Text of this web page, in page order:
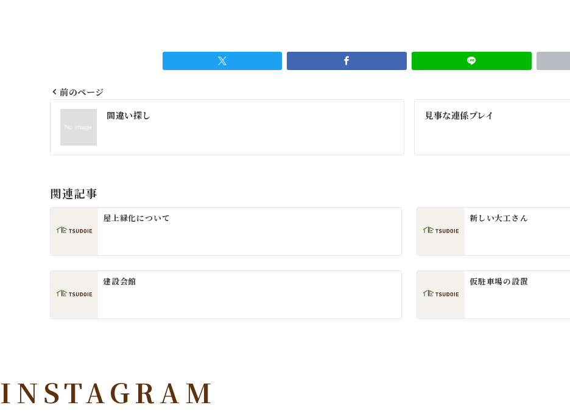
投
ナ
ゲ
ー
シ
ョ
ン
前のページ
間違い探し
見事な連係プレイ
関連記事
屋上緑化について 新しい大工さん
建設会館 仮駐車場の設置
INSTAGRAM